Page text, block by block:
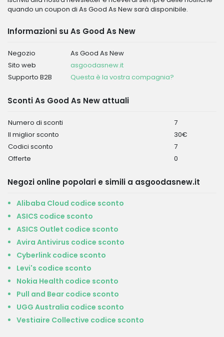
quando un coupon di As Good As New sarà disponibile.
Informazioni su As Good As New
Negozio
As Good As New
Sito web
asgoodasnew.it
Supporto B2B
Questa è la vostra compagnia?
Sconti As Good As New attuali
Numero di sconti
7
Il miglior sconto
30€
Codici sconto
7
Offerte
0
Negozi online popolari e simili a asgoodasnew.it
Alibaba Cloud codice sconto
ASICS codice sconto
ASICS Outlet codice sconto
Avira Antivirus codice sconto
Cyberlink codice sconto
Levi's codice sconto
Nokia Health codice sconto
Pull and Bear codice sconto
UGG Australia codice sconto
Vestiaire Collective codice sconto